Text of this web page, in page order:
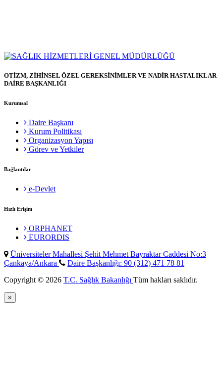
OTİZM, ZİHİNSEL ÖZEL GEREKSİNİMLER VE NADİR HASTALIKLAR
DAİRE BAŞKANLIĞI
Kurumsal
Daire Başkanı
Kurum Politikası
Organizasyon Yapısı
Görev ve Yetkiler
Bağlantılar
e-Devlet
Hızlı Erişim
ORPHANET
EURORDIS
Üniversiteler Mahallesi Şehit Mehmet Bayraktar Caddesi No:3
Çankaya/Ankara
Daire Başkanlığı: 90 (312) 471 78 81
Copyright © 2026 T.C. Sağlık Bakanlığı Tüm hakları saklıdır.
×